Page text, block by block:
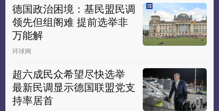
德国政治困境：基民盟民调
领先但组阁难 提前选举非
万能解
环球网
超六成民众希望尽快选举
最新民调显示德国联盟党支
持率居首